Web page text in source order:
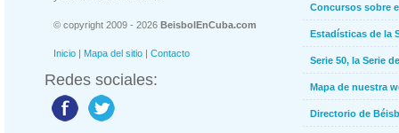
© copyright 2009 - 2026 BeisbolEnCuba.com
Inicio | Mapa del sitio | Contacto
Redes sociales:
Concursos sobre
Estadísticas de la
Serie 50, la Serie
Mapa de nuestra
Directorio de